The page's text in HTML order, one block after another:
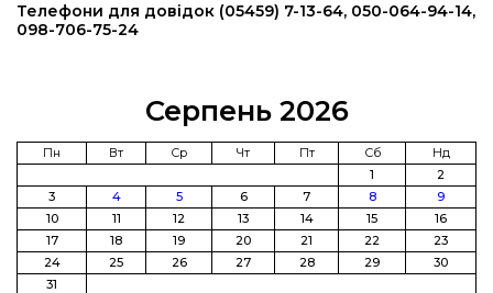
області
12:24
Покинув безпечне життя за кордоном, щоб
захистити рідну землю: пам’яті Сергія
Балабаєнка (ВІДЕО)
08:46
23 лип
Командир гармати Руслан Козирін: «Змінити
підрозділ чи бригаду – навіть думки не було»
Телефони для довідок (05459) 7-13-64, 050-064-94-14,
098-706-75-24
Серпень 2026
Пн Вт Ср Чт Пт Сб
Нд
1
2
3
4 5 6 7 8
9
10
11 12 13 14 15
16
17
18 19 20 21 22
23
24
25 26 27 28 29
30
31